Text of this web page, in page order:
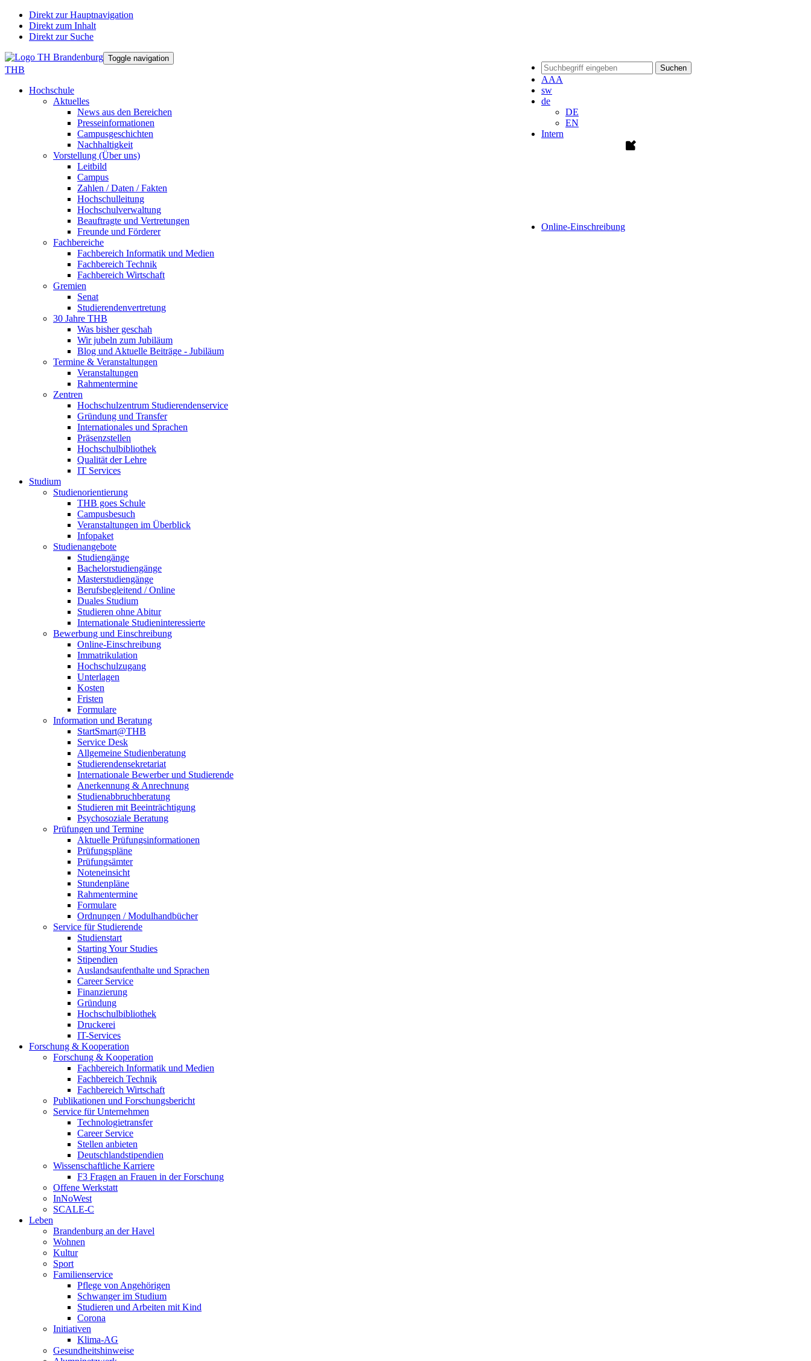
Direkt zur Hauptnavigation
Direkt zum Inhalt
Direkt zur Suche
Suchen
AAA
sw
de
DE
EN
Intern
Online-Einschreibung
Toggle navigation
THB
Hochschule
Aktuelles
News aus den Bereichen
Presseinformationen
Campusgeschichten
Nachhaltigkeit
Vorstellung (Über uns)
Leitbild
Campus
Zahlen / Daten / Fakten
Hochschulleitung
Hochschulverwaltung
Beauftragte und Vertretungen
Freunde und Förderer
Fachbereiche
Fachbereich Informatik und Medien
Fachbereich Technik
Fachbereich Wirtschaft
Gremien
Senat
Studierendenvertretung
30 Jahre THB
Was bisher geschah
Wir jubeln zum Jubiläum
Blog und Aktuelle Beiträge - Jubiläum
Termine & Veranstaltungen
Veranstaltungen
Rahmentermine
Zentren
Hochschulzentrum Studierendenservice
Gründung und Transfer
Internationales und Sprachen
Präsenzstellen
Hochschulbibliothek
Qualität der Lehre
IT Services
Studium
Studienorientierung
THB goes Schule
Campusbesuch
Veranstaltungen im Überblick
Infopaket
Studienangebote
Studiengänge
Bachelorstudiengänge
Masterstudiengänge
Berufsbegleitend / Online
Duales Studium
Studieren ohne Abitur
Internationale Studieninteressierte
Bewerbung und Einschreibung
Online-Einschreibung
Immatrikulation
Hochschulzugang
Unterlagen
Kosten
Fristen
Formulare
Information und Beratung
StartSmart@THB
Service Desk
Allgemeine Studienberatung
Studierendensekretariat
Internationale Bewerber und Studierende
Anerkennung & Anrechnung
Studienabbruchberatung
Studieren mit Beeinträchtigung
Psychosoziale Beratung
Prüfungen und Termine
Aktuelle Prüfungsinformationen
Prüfungspläne
Prüfungsämter
Noteneinsicht
Stundenpläne
Rahmentermine
Formulare
Ordnungen / Modulhandbücher
Service für Studierende
Studienstart
Starting Your Studies
Stipendien
Auslandsaufenthalte und Sprachen
Career Service
Finanzierung
Gründung
Hochschulbibliothek
Druckerei
IT-Services
Forschung & Kooperation
Forschung & Kooperation
Fachbereich Informatik und Medien
Fachbereich Technik
Fachbereich Wirtschaft
Publikationen und Forschungsbericht
Service für Unternehmen
Technologietransfer
Career Service
Stellen anbieten
Deutschlandstipendien
Wissenschaftliche Karriere
F3 Fragen an Frauen in der Forschung
Offene Werkstatt
InNoWest
SCALE-C
Leben
Brandenburg an der Havel
Wohnen
Kultur
Sport
Familienservice
Pflege von Angehörigen
Schwanger im Studium
Studieren und Arbeiten mit Kind
Corona
Initiativen
Klima-AG
Gesundheitshinweise